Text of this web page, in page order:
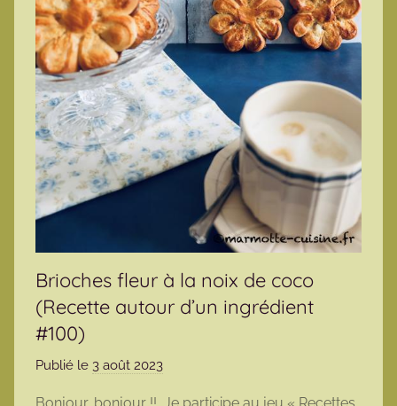
Brioches fleur à la noix de coco
(Recette autour d’un ingrédient
#100)
Publié le 3 août 2023